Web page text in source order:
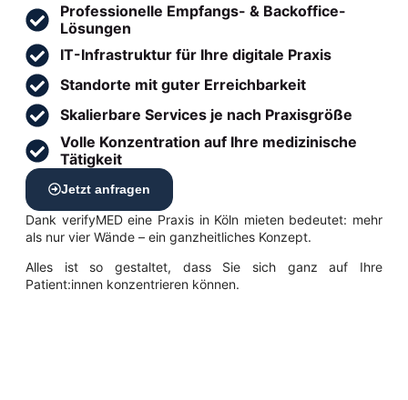
Professionelle Empfangs- & Backoffice-
Lösungen
IT-Infrastruktur für Ihre digitale Praxis
Standorte mit guter Erreichbarkeit
Skalierbare Services je nach Praxisgröße
Volle Konzentration auf Ihre medizinische
Tätigkeit
Jetzt anfragen
Dank verifyMED eine Praxis in Köln mieten bedeutet: mehr
als nur vier Wände – ein ganzheitliches Konzept.
Alles ist so gestaltet, dass Sie sich ganz auf Ihre
Patient:innen konzentrieren können.